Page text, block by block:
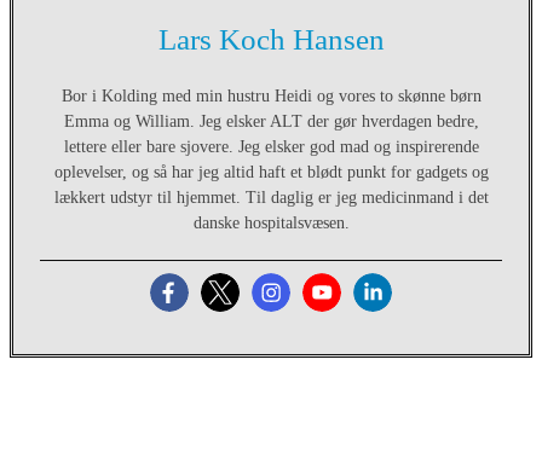
Lars Koch Hansen
Bor i Kolding med min hustru Heidi og vores to skønne børn
Emma og William. Jeg elsker ALT der gør hverdagen bedre,
lettere eller bare sjovere. Jeg elsker god mad og inspirerende
oplevelser, og så har jeg altid haft et blødt punkt for gadgets og
lækkert udstyr til hjemmet. Til daglig er jeg medicinmand i det
danske hospitalsvæsen.